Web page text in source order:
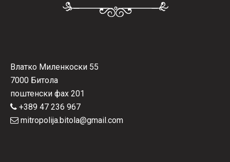
Влатко Миленкоски 55
7000 Битола
поштенски фах 201
+389 47 236 967
mitropolija.bitola@gmail.com